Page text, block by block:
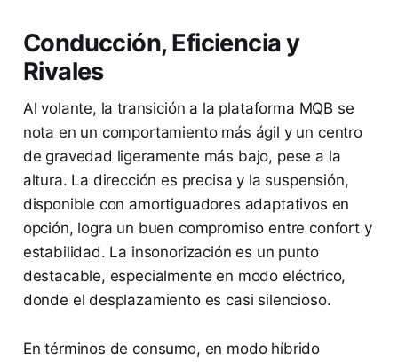
Conducción, Eficiencia y
Rivales
Al volante, la transición a la plataforma MQB se
nota en un comportamiento más ágil y un centro
de gravedad ligeramente más bajo, pese a la
altura. La dirección es precisa y la suspensión,
disponible con amortiguadores adaptativos en
opción, logra un buen compromiso entre confort y
estabilidad. La insonorización es un punto
destacable, especialmente en modo eléctrico,
donde el desplazamiento es casi silencioso.
En términos de consumo, en modo híbrido